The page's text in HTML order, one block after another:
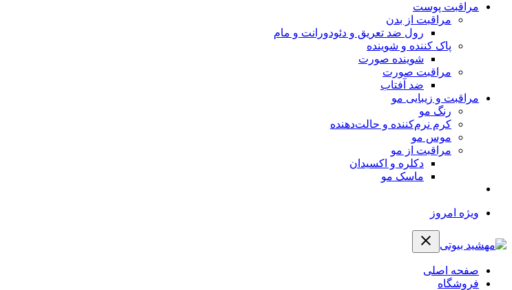
مراقبت پوست
مراقبت از بدن
رول ضد تعریق و دئودورانت و مام
پاک کننده و شوینده
شوینده صورت
مراقبت صورت
ضد آفتاب
مراقبت و زیبایی مو
رنگ مو
کرم نرم‌کننده و حالت‌دهنده
موس مو
مراقبت از مو
دکلره و اکسیدان
ماسک مو
ویژه امروز
صفحه اصلی
فروشگاه